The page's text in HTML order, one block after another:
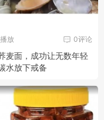
0评论
放
麦面，成功让无数年轻
水放下戒备